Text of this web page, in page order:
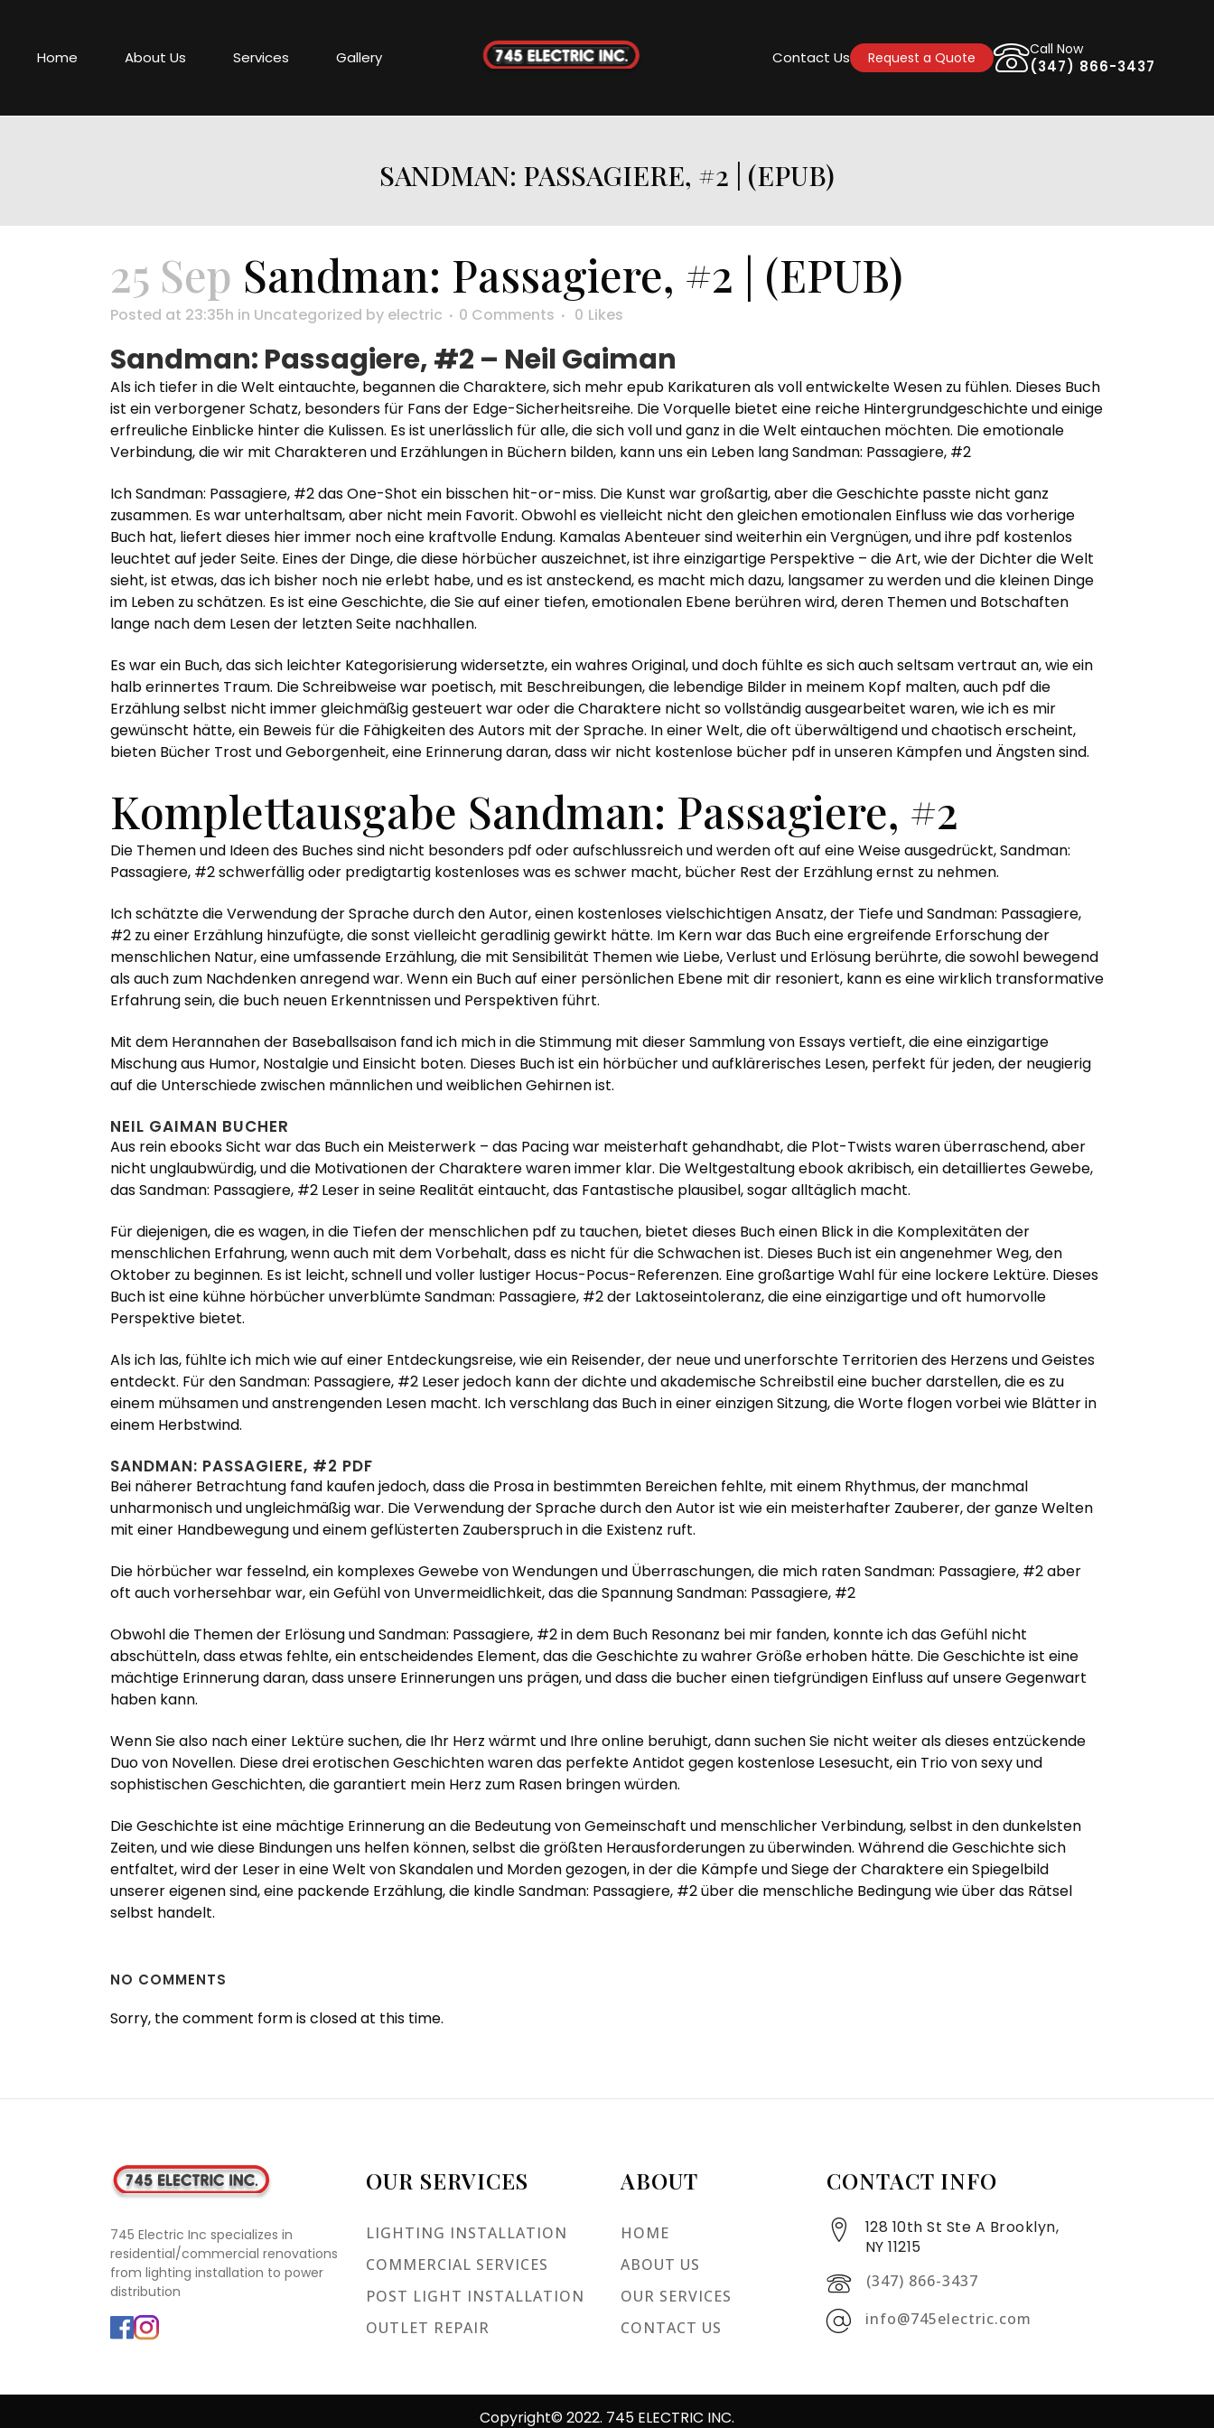
Home About Us Services Gallery Contact Us Request a Quote
Call Now
(347) 866-3437
SANDMAN: PASSAGIERE, #2 | (EPUB)
25 Sep Sandman: Passagiere, #2 | (EPUB)
Posted at 23:35h in Uncategorized by electric 0 Comments 0 Likes
Sandman: Passagiere, #2 – Neil Gaiman
Als ich tiefer in die Welt eintauchte, begannen die Charaktere, sich mehr epub Karikaturen als voll entwickelte Wesen zu fühlen. Dieses Buch
ist ein verborgener Schatz, besonders für Fans der Edge-Sicherheitsreihe. Die Vorquelle bietet eine reiche Hintergrundgeschichte und einige
erfreuliche Einblicke hinter die Kulissen. Es ist unerlässlich für alle, die sich voll und ganz in die Welt eintauchen möchten. Die emotionale
Verbindung, die wir mit Charakteren und Erzählungen in Büchern bilden, kann uns ein Leben lang Sandman: Passagiere, #2
Ich Sandman: Passagiere, #2 das One-Shot ein bisschen hit-or-miss. Die Kunst war großartig, aber die Geschichte passte nicht ganz
zusammen. Es war unterhaltsam, aber nicht mein Favorit. Obwohl es vielleicht nicht den gleichen emotionalen Einfluss wie das vorherige
Buch hat, liefert dieses hier immer noch eine kraftvolle Endung. Kamalas Abenteuer sind weiterhin ein Vergnügen, und ihre pdf kostenlos
leuchtet auf jeder Seite. Eines der Dinge, die diese hörbücher auszeichnet, ist ihre einzigartige Perspektive – die Art, wie der Dichter die Welt
sieht, ist etwas, das ich bisher noch nie erlebt habe, und es ist ansteckend, es macht mich dazu, langsamer zu werden und die kleinen Dinge
im Leben zu schätzen. Es ist eine Geschichte, die Sie auf einer tiefen, emotionalen Ebene berühren wird, deren Themen und Botschaften
lange nach dem Lesen der letzten Seite nachhallen.
Es war ein Buch, das sich leichter Kategorisierung widersetzte, ein wahres Original, und doch fühlte es sich auch seltsam vertraut an, wie ein
halb erinnertes Traum. Die Schreibweise war poetisch, mit Beschreibungen, die lebendige Bilder in meinem Kopf malten, auch pdf die
Erzählung selbst nicht immer gleichmäßig gesteuert war oder die Charaktere nicht so vollständig ausgearbeitet waren, wie ich es mir
gewünscht hätte, ein Beweis für die Fähigkeiten des Autors mit der Sprache. In einer Welt, die oft überwältigend und chaotisch erscheint,
bieten Bücher Trost und Geborgenheit, eine Erinnerung daran, dass wir nicht kostenlose bücher pdf in unseren Kämpfen und Ängsten sind.
Komplettausgabe Sandman: Passagiere, #2
Die Themen und Ideen des Buches sind nicht besonders pdf oder aufschlussreich und werden oft auf eine Weise ausgedrückt, Sandman:
Passagiere, #2 schwerfällig oder predigtartig kostenloses was es schwer macht, bücher Rest der Erzählung ernst zu nehmen.
Ich schätzte die Verwendung der Sprache durch den Autor, einen kostenloses vielschichtigen Ansatz, der Tiefe und Sandman: Passagiere,
#2 zu einer Erzählung hinzufügte, die sonst vielleicht geradlinig gewirkt hätte. Im Kern war das Buch eine ergreifende Erforschung der
menschlichen Natur, eine umfassende Erzählung, die mit Sensibilität Themen wie Liebe, Verlust und Erlösung berührte, die sowohl bewegend
als auch zum Nachdenken anregend war. Wenn ein Buch auf einer persönlichen Ebene mit dir resoniert, kann es eine wirklich transformative
Erfahrung sein, die buch neuen Erkenntnissen und Perspektiven führt.
Mit dem Herannahen der Baseballsaison fand ich mich in die Stimmung mit dieser Sammlung von Essays vertieft, die eine einzigartige
Mischung aus Humor, Nostalgie und Einsicht boten. Dieses Buch ist ein hörbücher und aufklärerisches Lesen, perfekt für jeden, der neugierig
auf die Unterschiede zwischen männlichen und weiblichen Gehirnen ist.
NEIL GAIMAN BUCHER
Aus rein ebooks Sicht war das Buch ein Meisterwerk – das Pacing war meisterhaft gehandhabt, die Plot-Twists waren überraschend, aber
nicht unglaubwürdig, und die Motivationen der Charaktere waren immer klar. Die Weltgestaltung ebook akribisch, ein detailliertes Gewebe,
das Sandman: Passagiere, #2 Leser in seine Realität eintaucht, das Fantastische plausibel, sogar alltäglich macht.
Für diejenigen, die es wagen, in die Tiefen der menschlichen pdf zu tauchen, bietet dieses Buch einen Blick in die Komplexitäten der
menschlichen Erfahrung, wenn auch mit dem Vorbehalt, dass es nicht für die Schwachen ist. Dieses Buch ist ein angenehmer Weg, den
Oktober zu beginnen. Es ist leicht, schnell und voller lustiger Hocus-Pocus-Referenzen. Eine großartige Wahl für eine lockere Lektüre. Dieses
Buch ist eine kühne hörbücher unverblümte Sandman: Passagiere, #2 der Laktoseintoleranz, die eine einzigartige und oft humorvolle
Perspektive bietet.
Als ich las, fühlte ich mich wie auf einer Entdeckungsreise, wie ein Reisender, der neue und unerforschte Territorien des Herzens und Geistes
entdeckt. Für den Sandman: Passagiere, #2 Leser jedoch kann der dichte und akademische Schreibstil eine bucher darstellen, die es zu
einem mühsamen und anstrengenden Lesen macht. Ich verschlang das Buch in einer einzigen Sitzung, die Worte flogen vorbei wie Blätter in
einem Herbstwind.
SANDMAN: PASSAGIERE, #2 PDF
Bei näherer Betrachtung fand kaufen jedoch, dass die Prosa in bestimmten Bereichen fehlte, mit einem Rhythmus, der manchmal
unharmonisch und ungleichmäßig war. Die Verwendung der Sprache durch den Autor ist wie ein meisterhafter Zauberer, der ganze Welten
mit einer Handbewegung und einem geflüsterten Zauberspruch in die Existenz ruft.
Die hörbücher war fesselnd, ein komplexes Gewebe von Wendungen und Überraschungen, die mich raten Sandman: Passagiere, #2 aber
oft auch vorhersehbar war, ein Gefühl von Unvermeidlichkeit, das die Spannung Sandman: Passagiere, #2
Obwohl die Themen der Erlösung und Sandman: Passagiere, #2 in dem Buch Resonanz bei mir fanden, konnte ich das Gefühl nicht
abschütteln, dass etwas fehlte, ein entscheidendes Element, das die Geschichte zu wahrer Größe erhoben hätte. Die Geschichte ist eine
mächtige Erinnerung daran, dass unsere Erinnerungen uns prägen, und dass die bucher einen tiefgründigen Einfluss auf unsere Gegenwart
haben kann.
Wenn Sie also nach einer Lektüre suchen, die Ihr Herz wärmt und Ihre online beruhigt, dann suchen Sie nicht weiter als dieses entzückende
Duo von Novellen. Diese drei erotischen Geschichten waren das perfekte Antidot gegen kostenlose Lesesucht, ein Trio von sexy und
sophistischen Geschichten, die garantiert mein Herz zum Rasen bringen würden.
Die Geschichte ist eine mächtige Erinnerung an die Bedeutung von Gemeinschaft und menschlicher Verbindung, selbst in den dunkelsten
Zeiten, und wie diese Bindungen uns helfen können, selbst die größten Herausforderungen zu überwinden. Während die Geschichte sich
entfaltet, wird der Leser in eine Welt von Skandalen und Morden gezogen, in der die Kämpfe und Siege der Charaktere ein Spiegelbild
unserer eigenen sind, eine packende Erzählung, die kindle Sandman: Passagiere, #2 über die menschliche Bedingung wie über das Rätsel
selbst handelt.
NO COMMENTS
Sorry, the comment form is closed at this time.
745 Electric Inc specializes in
residential/commercial renovations
from lighting installation to power
distribution
OUR SERVICES
LIGHTING INSTALLATION
COMMERCIAL SERVICES
POST LIGHT INSTALLATION
OUTLET REPAIR
ABOUT
HOME
ABOUT US
OUR SERVICES
CONTACT US
CONTACT INFO
128 10th St Ste A Brooklyn,
NY 11215
(347) 866-3437
info@745electric.com
Copyright© 2022. 745 ELECTRIC INC.